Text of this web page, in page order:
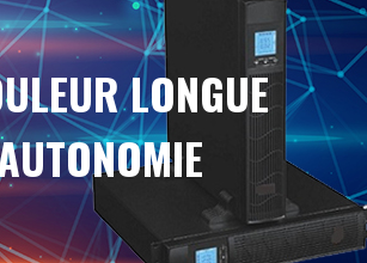
LONGUE